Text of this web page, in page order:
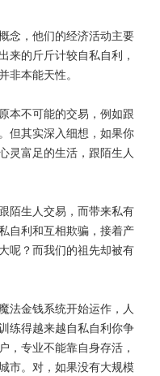
念，他们的经济活动主要
来的斤斤计较自私自利，
非本能天性。
本不可能的交易，例如跟
但其实深入细想，如果你
灵富足的生活，跟陌生人
陌生人交易，而带来私有
自利和互相欺骗，接着产
呢？而我们的祖先却被有
法金钱系统开始运作，人
练得越来越自私自利你争
，专业不能靠自身存活，
市。对，如果没有大规模